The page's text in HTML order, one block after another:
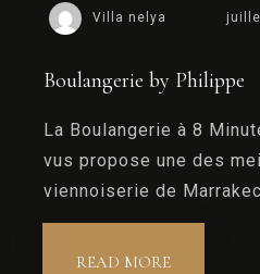
Villa nelya
Boulangerie by Philippe
La Boulangerie à 8
vus propose une des
viennoiserie de
READ MORE
Arrivée